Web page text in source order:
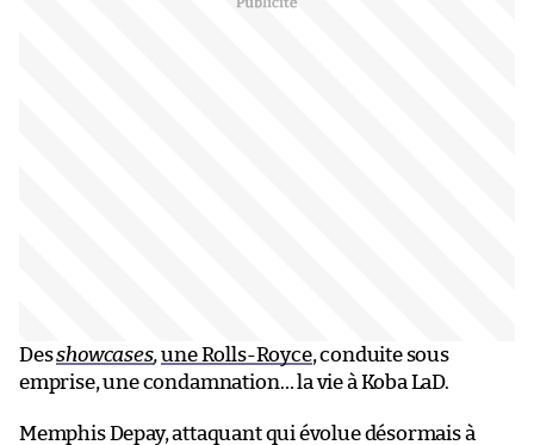
Desshowcases,une Rolls-Royce, conduite sous
emprise, une condamnation… la vie à Koba LaD.
Memphis Depay, attaquant qui évolue désormais à